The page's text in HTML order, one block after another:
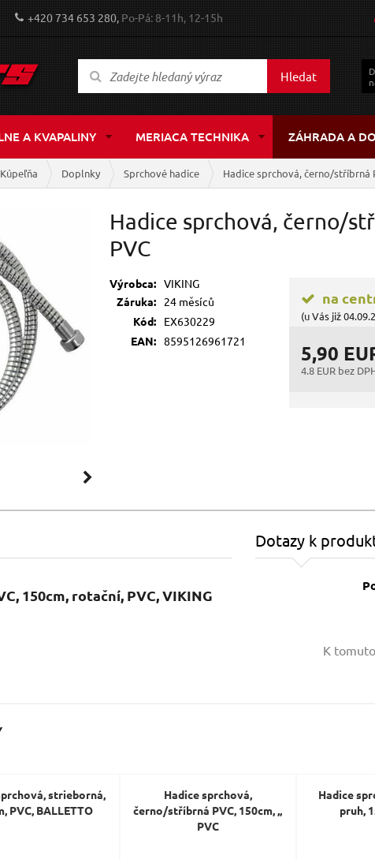
+420 734 653 280, Po-Pá: 8-11h, 12-15h
Hledat
A KVAPALINY MERIACA TECHNIKA ZÁHRADA A
Kúpeľňa Doplnky Sprchové hadice Hadice sprchová, černo/stříbrná
Hadice sprchová, černo/
PVC
Výrobca: VIKING
Záruka:
24 měsíců
Kód:
EX630229
EAN: 8595126961721
na
(u Vás již
5,90
4.8 EUR bez
150cm, rotační, PVC, VIKING
Dotazy k
K
strieborná,
PVC, BALLETTO
Hadice sprchová,
černo/stříbrná PVC, 150cm, ,,
PVC
Hadice
pruh,